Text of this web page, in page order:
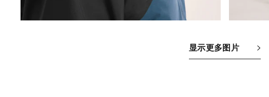
显示更多图片